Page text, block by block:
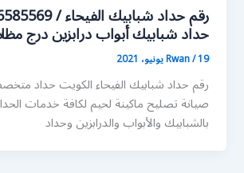
حداد شبابيك أبواب درابزين درج
Rwan/19 يونيو، 2021
رقم حداد شبابيك الفيحاء الكويت حداد
صيانة تصليح ماكينة لحيم لكافة خدمات
بالشبابيك والأبواب والدرابزين وحداد